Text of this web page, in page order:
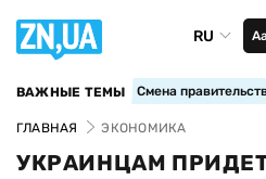
RU
ВАЖНЫЕ ТЕМЫ Смена
ГЛАВНАЯ ЭКОНОМИКА
УКРАИНЦАМ